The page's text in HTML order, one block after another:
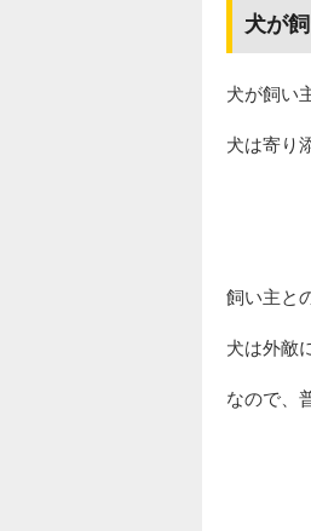
犬が
犬が飼い
犬は寄り
飼い主と
犬は外敵
なので、